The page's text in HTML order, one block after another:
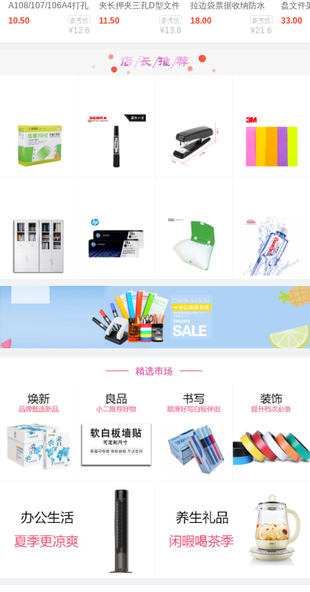
A108/107/106A4打孔
文件夹
10.50 参考价
¥12.6
夹长押夹三孔D型文件
夹NO.336/NO.334
11.50 参考价
¥13.8
拉边袋票据收纳防水
文件袋A5资料整理袋
ADM94503拉链袋 12
18.00 参考价
¥21.6
盘文件
件篮三
33.00